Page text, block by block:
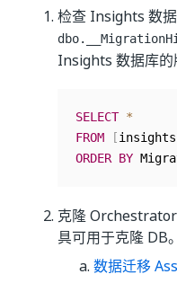
检查 Insights 数
Insights 数据库的
SELECT *
FROM
[insights
ORDER BY
克隆
具可用于克隆 DB
数据迁移